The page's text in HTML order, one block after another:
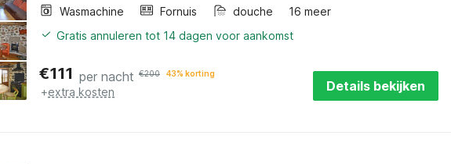
Wasmachine
Fornuis douche
16 meer
Gratis annuleren tot 14 dagen voor aankomst
€111 per nacht €200 43% korting
+extra kosten Details bekijken